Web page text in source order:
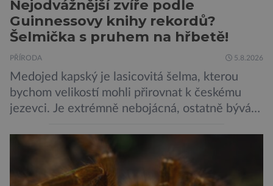
Nejodvážnější zvíře podle
Guinnessovy knihy rekordů?
Šelmička s pruhem na hřbetě!
PŘÍRODA 5.8.2026
Medojed kapský je lasicovitá šelma, kterou
bychom velikostí mohli přirovnat k českému
jezevci. Je extrémně nebojácná, ostatně bývá
této souvislosti je dokonce zapsána do
Guinnessovy knihy rekordů. Navzdory svému
názvu nežije pouze v jižní Africe, ale domovem